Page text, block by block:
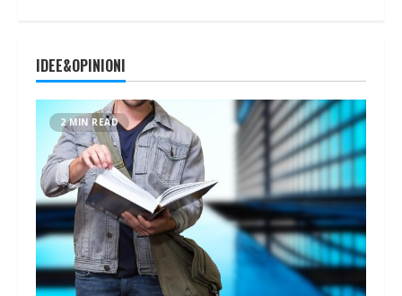
IDEE&OPINIONI
2 MIN READ